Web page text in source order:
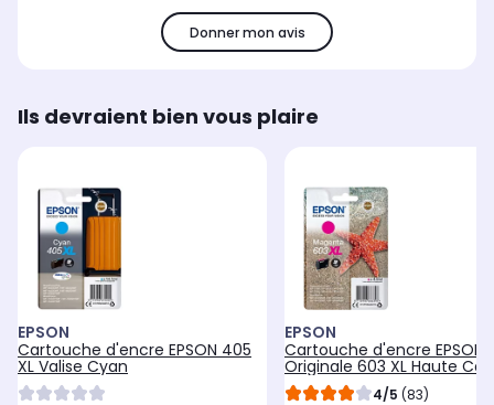
Donner mon avis
Ils devraient bien vous plaire
EPSON
Cartouche d'encre EPSON 405
XL Valise Cyan
EPSON
Cartouche d'encre EPSON
Originale 603 XL Haute
Magenta - C13T03U34010
4/5 (83)